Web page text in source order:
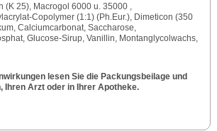
(K 25), Macrogol 6000 u. 35000 ,
Copolymer (1:1) (Ph.Eur.), Dimeticon (350
Calciumcarbonat, Saccharose,
Glucose-Sirup, Vanillin, Montanglycolwachs,
lesen Sie die Packungsbeilage und
Ihren Arzt oder in Ihrer Apotheke.